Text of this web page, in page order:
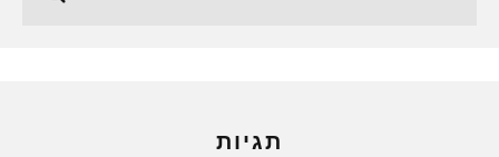
תגיות